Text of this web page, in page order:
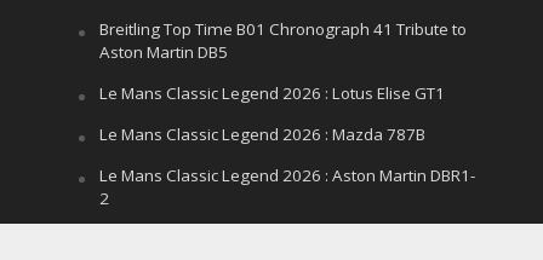
Breitling Top Time B01 Chronograph 41 Tribute to
Aston Martin DB5
Le Mans Classic Legend 2026 : Lotus Elise GT1
Le Mans Classic Legend 2026 : Mazda 787B
Le Mans Classic Legend 2026 : Aston Martin DBR1-
2